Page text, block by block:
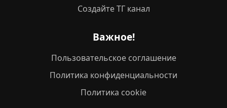
Создайте ТГ канал
Важное!
Пользовательское соглашение
Политика конфиденциальности
Политика cookie